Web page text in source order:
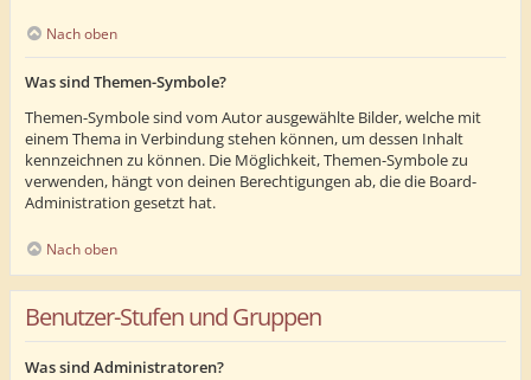
Nach oben
Was sind Themen-Symbole?
Themen-Symbole sind vom Autor ausgewählte Bilder, welche mit
einem Thema in Verbindung stehen können, um dessen Inhalt
kennzeichnen zu können. Die Möglichkeit, Themen-Symbole zu
verwenden, hängt von deinen Berechtigungen ab, die die Board-
Administration gesetzt hat.
Nach oben
Benutzer-Stufen und Gruppen
Was sind Administratoren?